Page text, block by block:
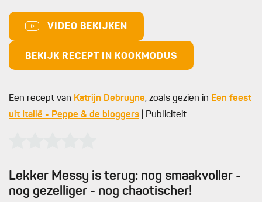
VIDEO BEKIJKEN
BEKIJK RECEPT IN KOOKMODUS
Een recept van Katrijn Debruyne, zoals gezien in Een feest
uit Italië - Peppe & de bloggers | Publiciteit
Lekker Messy is terug: nog smaakvoller -
nog gezelliger - nog chaotischer!